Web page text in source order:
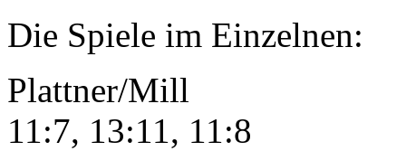
Die Spiele im Einzelnen:
Plattner/Mill
11:7, 13:11, 11:8